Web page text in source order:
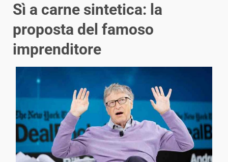
Sì a carne sintetica: la
proposta del famoso
imprenditore